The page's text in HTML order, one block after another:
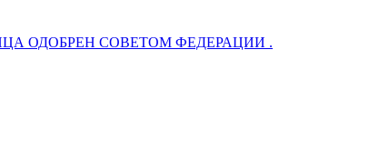
ОДОБРЕН СОВЕТОМ ФЕДЕРАЦИИ .